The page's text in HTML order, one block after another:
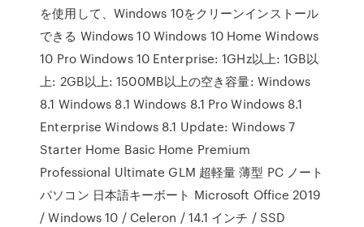
を使用して、Windows 10をクリーンインストール
できる Windows 10 Windows 10 Home Windows
10 Pro Windows 10 Enterprise: 1GHz以上: 1GB以
上: 2GB以上: 1500MB以上の空き容量: Windows
8.1 Windows 8.1 Windows 8.1 Pro Windows 8.1
Enterprise Windows 8.1 Update: Windows 7
Starter Home Basic Home Premium
Professional Ultimate GLM 超軽量 薄型 PC ノート
パソコン 日本語キーボート Microsoft Office 2019
/ Windows 10 / Celeron / 14.1 インチ / SSD